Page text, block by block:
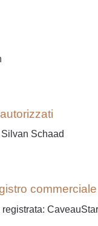
Schaad
commerciale